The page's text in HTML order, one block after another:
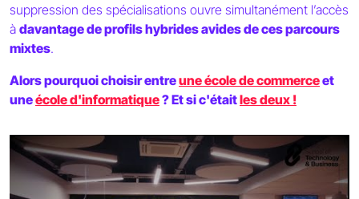
suppression des spécialisations ouvre simultanément l’accès
à davantage de profils hybrides avides de ces parcours
mixtes.
Alors pourquoi choisir entreune école de commerceet
uneécole d'informatique? Et si c'étaitles deux !